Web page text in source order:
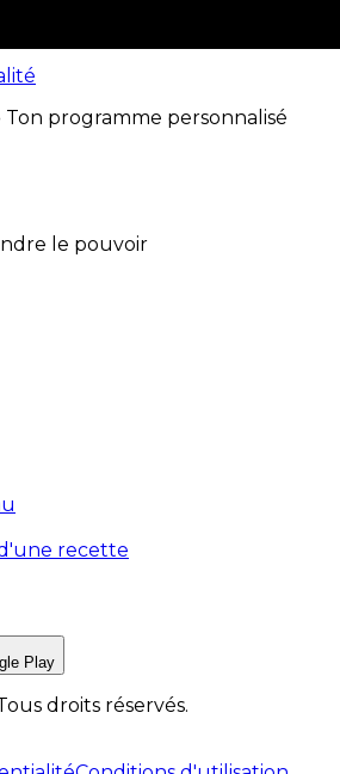
Ton programme personnalisé
le pouvoir
recette
Play
droits réservés.